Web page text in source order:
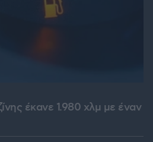
έκανε 1.980 χλμ με έναν